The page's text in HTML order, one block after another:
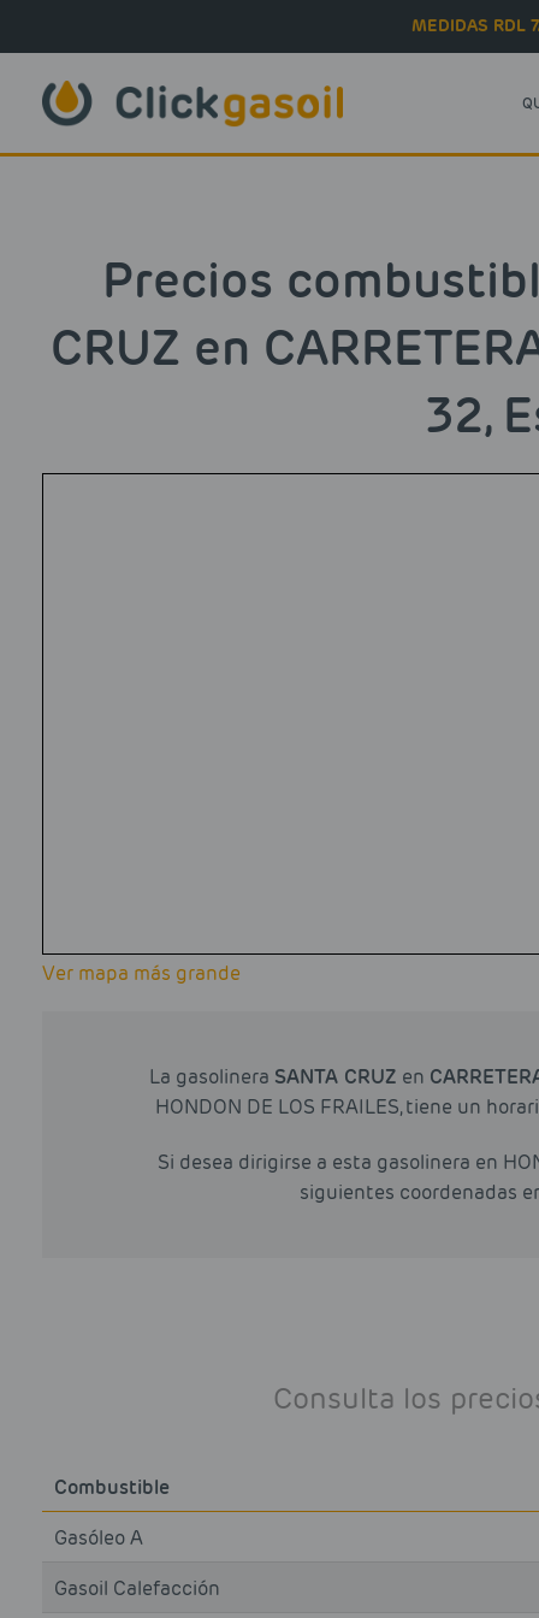
MEDIDAS RDL
Precios
CRUZ en
32,
Ver mapa más grande
La gasolinera SANTA CRUZ en
HONDON DE LOS FRAILES, tiene un
Si desea dirigirse a esta gasolinera en
siguientes coordenadas
Consulta los
Combustible
Gasóleo A
Gasoil Calefacción